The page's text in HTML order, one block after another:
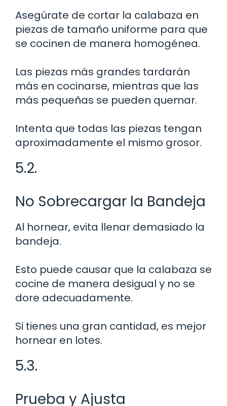
Asegúrate de cortar la calabaza en
piezas de tamaño uniforme para que
se cocinen de manera homogénea.
Las piezas más grandes tardarán
más en cocinarse, mientras que las
más pequeñas se pueden quemar.
Intenta que todas las piezas tengan
aproximadamente el mismo grosor.
5.2.
No Sobrecargar la Bandeja
Al hornear, evita llenar demasiado la
bandeja.
Esto puede causar que la calabaza se
cocine de manera desigual y no se
dore adecuadamente.
Si tienes una gran cantidad, es mejor
hornear en lotes.
5.3.
Prueba y Ajusta